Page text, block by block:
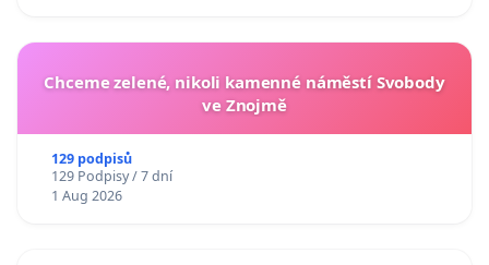
Chceme zelené, nikoli kamenné náměstí Svobody
ve Znojmě
129 podpisů
129 Podpisy / 7 dní
1 Aug 2026